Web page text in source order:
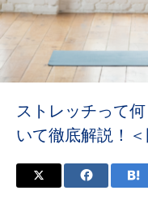
ストレッチって
いて徹底解説！